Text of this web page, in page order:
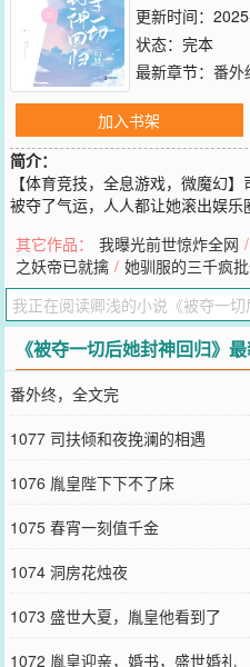
更新时间：
状态：完本
最新章节： 番外
加入书架
简介：
【体育竞技，全息游戏，微魔幻
被夺了气运，人人都让她滚出娱
度，这样下去还有救？怎么也得
了。后来——爆出与司扶倾不和的
倾姐。老牌影帝：司老师演技登
营业QAQ国际运动会组委会：恭
圈。全网：？·史书记载，胤皇年
怀天下，却因病死于27岁，一生
人的白月光男神。无人知晓，他
次，他看见了他遥想过的盛世大夏
知偶像竟然就在身边，念及史书
司扶倾：努力奋斗！胤皇：以身相
你却想要我？麻烦偶像离粉丝的
清贵帝王从全网黑到国宝，顺便和
您要是觉得《 被夺一切后她封神回归
群和微博微信里的朋友推荐哦！
其它作品： 我曝光前世惊炸全网 /
之妖帝已就擒 / 她驯服的三千疯
《被夺一切后她封神回归》
番外终，全文完
1077 司扶倾和夜挽澜的相遇
1076 胤皇陛下下不了床
1075 春宵一刻值千金
1074 洞房花烛夜
1073 盛世大夏，胤皇他看到了
1072 胤皇迎亲，婚书，盛世婚礼